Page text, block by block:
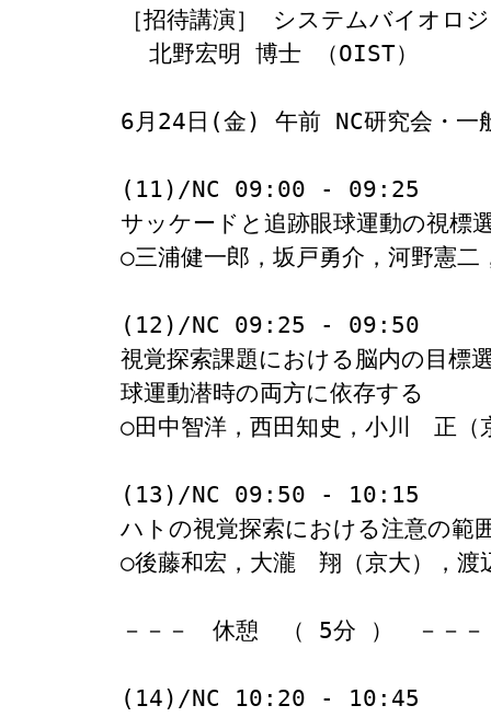
［招待講演］ システムバイオロ
6月24日(金) 午前 NC研究会・一
(11)/NC 09:00 - 09:25
サッケードと追跡眼球運動の視
○三浦健一郎，坂戸勇介，河野憲二
(12)/NC 09:25 - 09:50
視覚探索課題における脳内の目標
球運動潜時の両方に依存する
○田中智洋，西田知史，小川　正（
(13)/NC 09:50 - 10:15
ハトの視覚探索における注意の範
○後藤和宏，大瀧　翔（京大），渡
－－－　休憩　（ 5分 ）　－－－
(14)/NC 10:20 - 10:45